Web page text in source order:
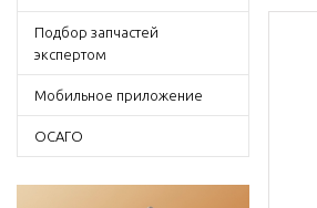
Подбор запчастей
экспертом
Мобильное приложение
ОСАГО